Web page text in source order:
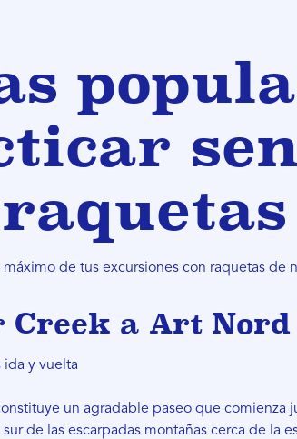
máximo de tus excursiones con raquetas
Creek a Art Nord
ida y vuelta
un agradable paseo que
de las escarpadas montañas cerca de la